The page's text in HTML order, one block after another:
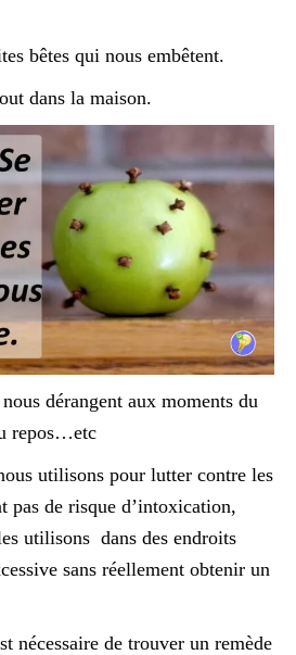
bêtes qui nous embêtent.
dans la maison.
dérangent aux moments du
repos…etc
utilisons pour lutter contre les
pas de risque d’intoxication,
utilisons dans des endroits
sans réellement obtenir un
nécessaire de trouver un remède